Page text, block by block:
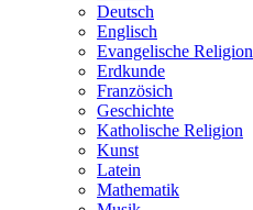
Deutsch
Englisch
Evangelische Religion
Erdkunde
Französich
Geschichte
Katholische Religion
Kunst
Latein
Mathematik